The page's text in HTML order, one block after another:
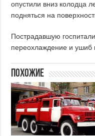
опустили вниз колодца
подняться на
Пострадавшую
переохлаждение и ушиб
Похожие